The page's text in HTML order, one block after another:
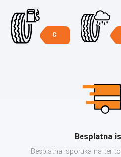
C
Besplatna
Besplatna isporuka na